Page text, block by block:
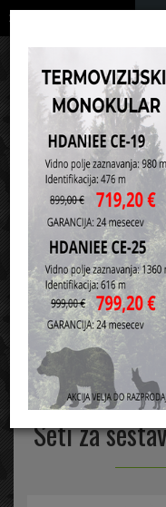
Vaša košarica je še prazna
Domov
Vojaški
Seti za
Seti za